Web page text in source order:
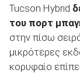
Tucson Hybrid
του πορτ
στην πίσω
μικρότερες
κορυφαίο